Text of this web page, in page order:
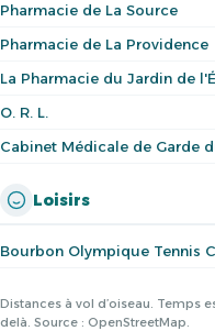
Pharmacie de La Source
Pharmacie de La Providence
La Pharmacie du Jardin de
O. R. L.
Cabinet Médicale de Garde
Loisirs
Bourbon Olympique Tennis
Distances à vol d’oiseau. Temps
delà. Source : OpenStreetMap.